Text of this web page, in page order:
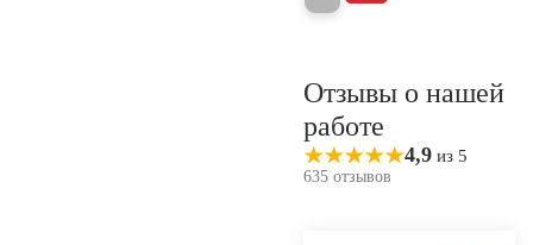
Отзывы о нашей
работе
4,9 из 5
635 отзывов